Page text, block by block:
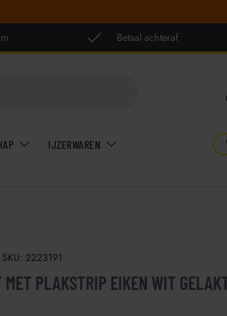
Betaal achteraf
IJZERWAREN
SKU: 2223191
PLAKSTRIP EIKEN WIT